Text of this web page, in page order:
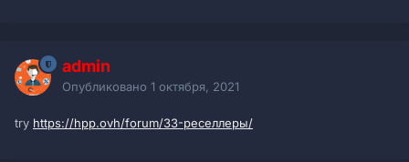
admin
Опубликовано 1 октября, 2021
try https://hpp.ovh/forum/33-реселлеры/